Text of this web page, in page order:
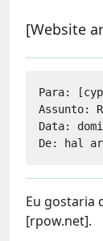
[Website
Para:
Assunto:
Data:
Eu gostaria
[rpow.net].